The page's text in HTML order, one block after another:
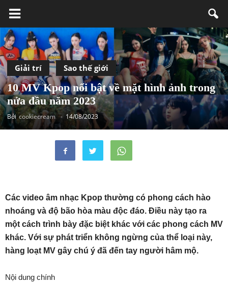
Giải trí Sao thế giới
10 MV Kpop nổi bật về mặt hình ảnh trong
nửa đầu năm 2023
Bởi cookiecream - 14/08/2023
Các video âm nhạc Kpop thường có phong cách hào
nhoáng và độ bão hòa màu độc đáo. Điều này tạo ra
một cách trình bày đặc biệt khác với các phong cách MV
khác. Với sự phát triển không ngừng của thể loại này,
hàng loạt MV gây chú ý đã đến tay người hâm mộ.
Nội dung chính